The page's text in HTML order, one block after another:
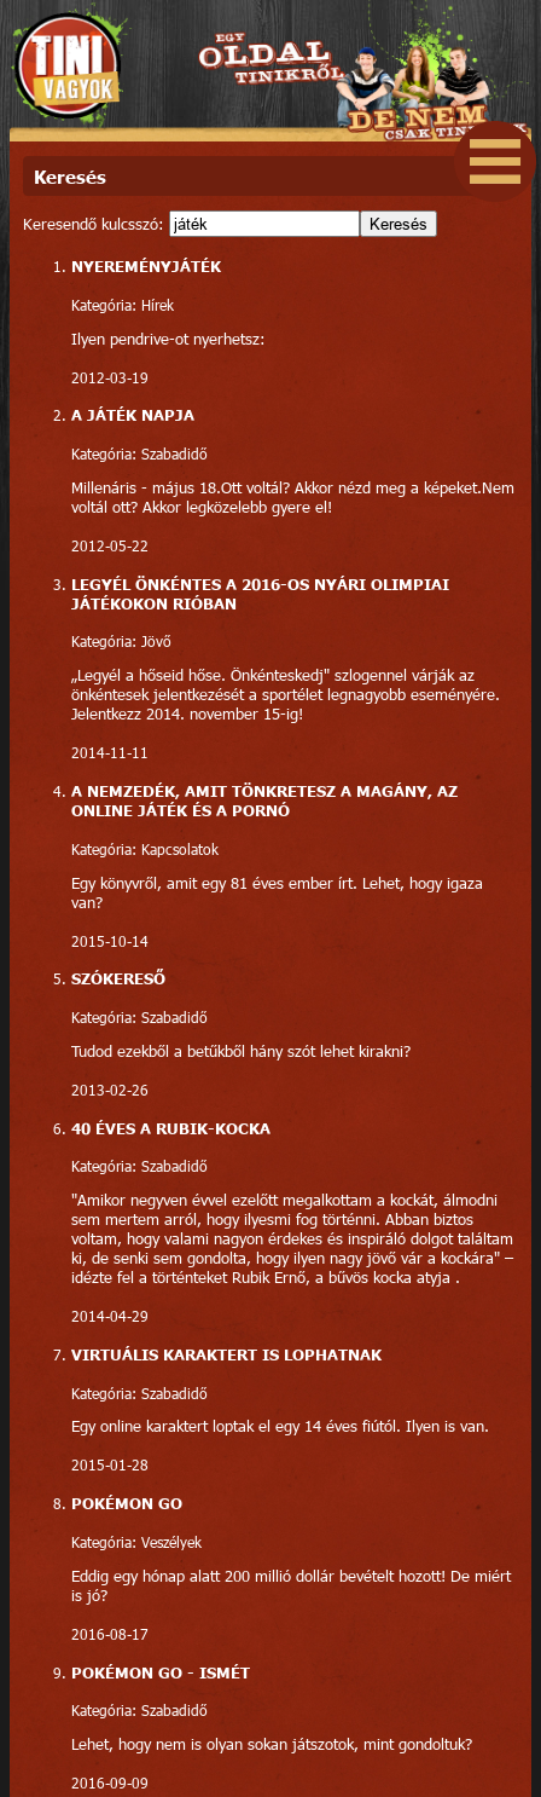
Keresés
Keresendő kulcsszó: Keresés
NYEREMÉNYJÁTÉK
Kategória: Hírek
Ilyen pendrive-ot nyerhetsz:
2012-03-19
A JÁTÉK NAPJA
Kategória: Szabadidő
Millenáris - május 18.Ott voltál? Akkor nézd meg a képeket.Nem
voltál ott? Akkor legközelebb gyere el!
2012-05-22
LEGYÉL ÖNKÉNTES A 2016-OS NYÁRI OLIMPIAI
JÁTÉKOKON RIÓBAN
Kategória: Jövő
„Legyél a hőseid hőse. Önkénteskedj" szlogennel várják az
önkéntesek jelentkezését a sportélet legnagyobb eseményére.
Jelentkezz 2014. november 15-ig!
2014-11-11
A NEMZEDÉK, AMIT TÖNKRETESZ A MAGÁNY, AZ
ONLINE JÁTÉK ÉS A PORNÓ
Kategória: Kapcsolatok
Egy könyvről, amit egy 81 éves ember írt. Lehet, hogy igaza
van?
2015-10-14
SZÓKERESŐ
Kategória: Szabadidő
Tudod ezekből a betűkből hány szót lehet kirakni?
2013-02-26
40 ÉVES A RUBIK-KOCKA
Kategória: Szabadidő
"Amikor negyven évvel ezelőtt megalkottam a kockát, álmodni
sem mertem arról, hogy ilyesmi fog történni. Abban biztos
voltam, hogy valami nagyon érdekes és inspiráló dolgot találtam
ki, de senki sem gondolta, hogy ilyen nagy jövő vár a kockára" –
idézte fel a történteket Rubik Ernő, a bűvös kocka atyja .
2014-04-29
VIRTUÁLIS KARAKTERT IS LOPHATNAK
Kategória: Szabadidő
Egy online karaktert loptak el egy 14 éves fiútól. Ilyen is van.
2015-01-28
POKÉMON GO
Kategória: Veszélyek
Eddig egy hónap alatt 200 millió dollár bevételt hozott! De miért
is jó?
2016-08-17
POKÉMON GO - ISMÉT
Kategória: Szabadidő
Lehet, hogy nem is olyan sokan játszotok, mint gondoltuk?
2016-09-09